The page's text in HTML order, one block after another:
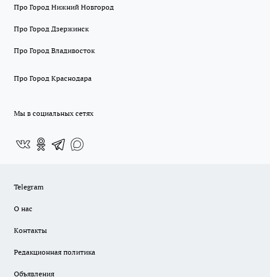
Про Город Нижний Новгород
Про Город Дзержинск
Про Город Владивосток
Про Город Краснодара
Мы в социальных сетях
Telegram
О нас
Контакты
Редакционная политика
Объявления